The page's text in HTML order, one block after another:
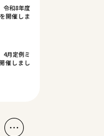
令和8年度
開催しま
4月定例ミ
催しまし